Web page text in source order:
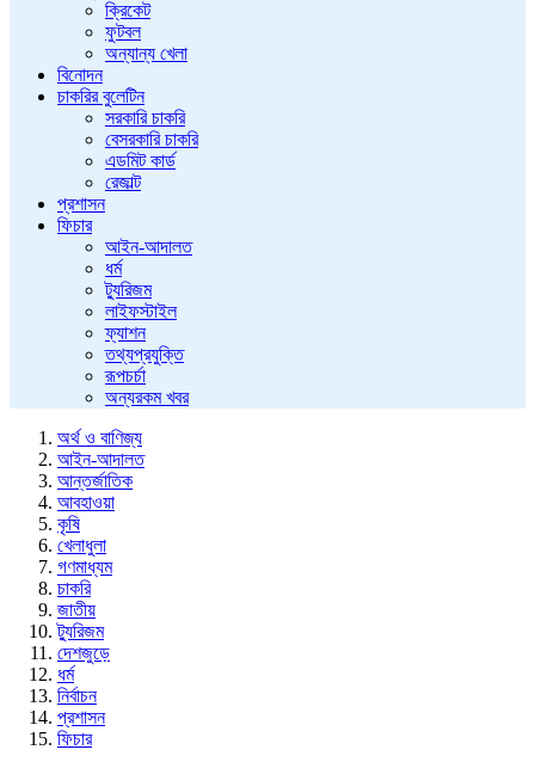
ক্রিকেট
ফুটবল
অন্যান্য খেলা
বিনোদন
চাকরির বুলেটিন
সরকারি চাকরি
বেসরকারি চাকরি
এডমিট কার্ড
রেজাল্ট
প্রশাসন
ফিচার
আইন-আদালত
ধর্ম
ট্যুরিজম
লাইফস্টাইল
ফ্যাশন
তথ্যপ্রযুক্তি
রূপচর্চা
অন্যরকম খবর
অর্থ ও বাণিজ্য
আইন-আদালত
আন্তর্জাতিক
আবহাওয়া
কৃষি
খেলাধুলা
গণমাধ্যম
চাকরি
জাতীয়
ট্যুরিজম
দেশজুড়ে
ধর্ম
নির্বাচন
প্রশাসন
ফিচার